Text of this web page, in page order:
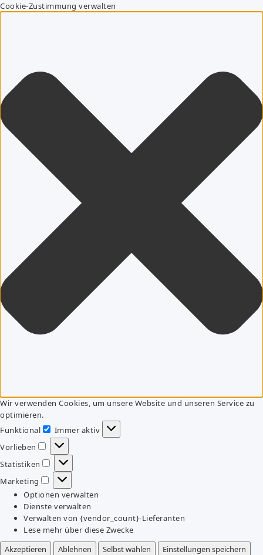
Cookie-Zustimmung verwalten
Wir verwenden Cookies, um unsere Website und unseren Service zu
optimieren.
Funktional
Funktional
Immer aktiv
Vorlieben
Vorlieben
Statistiken
Statistiken
Marketing
Marketing
Optionen verwalten
Dienste verwalten
Verwalten von {vendor_count}-Lieferanten
Lese mehr über diese Zwecke
Akzeptieren
Ablehnen Selbst wählen
Einstellungen speichern